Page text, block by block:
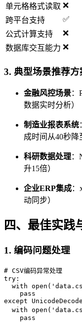
单元格格式读取 ❌
跨平台支持
✅
公式计算支持
❌
数据库交互能力 ❌
3. 典型场景推荐方
金融风控场景：
数据实时分析）
制造业报表系统
成时间从40秒降
科研数据处理：
升15倍）
企业ERP集成：
动同步）
四、最佳实践
1. 编码问题处理
# CSV编码异常处理
try:
with
pass
except
with
pass